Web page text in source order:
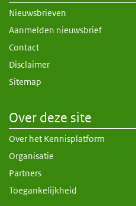
Nieuwsbrieven
Aanmelden nieuwsbrief
Contact
Disclaimer
Sitemap
Over deze site
Over het Kennisplatform
Organisatie
Partners
Toegankelijkheid